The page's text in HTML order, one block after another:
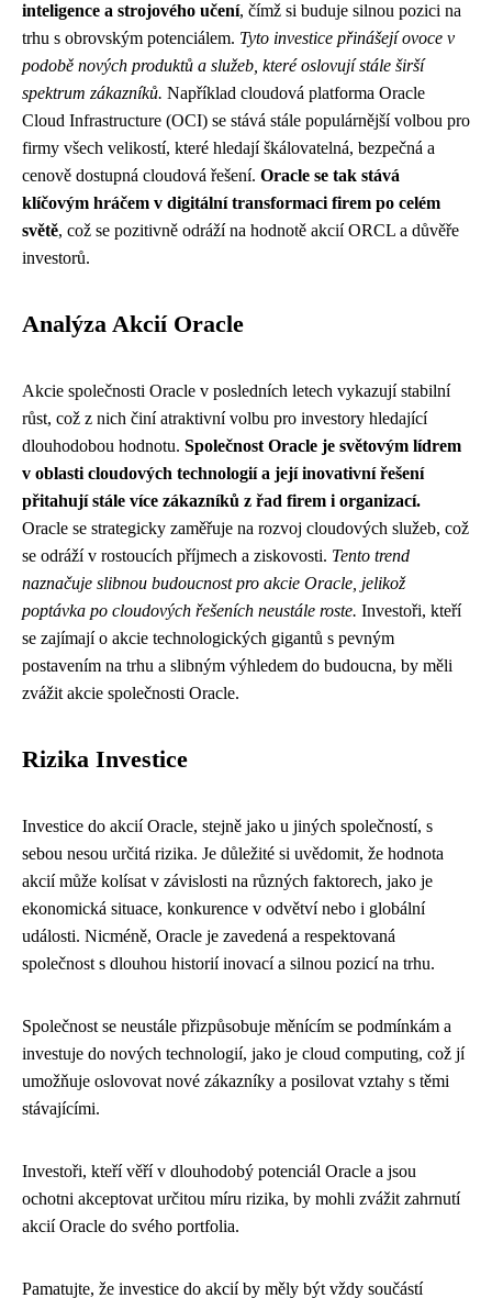
inteligence a strojového učení, čímž si buduje silnou pozici na
trhu s obrovským potenciálem. Tyto investice přinášejí ovoce v
podobě nových produktů a služeb, které oslovují stále širší
spektrum zákazníků. Například cloudová platforma Oracle
Cloud Infrastructure (OCI) se stává stále populárnější volbou pro
firmy všech velikostí, které hledají škálovatelná, bezpečná a
cenově dostupná cloudová řešení. Oracle se tak stává
klíčovým hráčem v digitální transformaci firem po celém
světě, což se pozitivně odráží na hodnotě akcií ORCL a důvěře
investorů.
Analýza Akcií Oracle
Akcie společnosti Oracle v posledních letech vykazují stabilní
růst, což z nich činí atraktivní volbu pro investory hledající
dlouhodobou hodnotu. Společnost Oracle je světovým lídrem
v oblasti cloudových technologií a její inovativní řešení
přitahují stále více zákazníků z řad firem i organizací.
Oracle se strategicky zaměřuje na rozvoj cloudových služeb, což
se odráží v rostoucích příjmech a ziskovosti. Tento trend
naznačuje slibnou budoucnost pro akcie Oracle, jelikož
poptávka po cloudových řešeních neustále roste. Investoři, kteří
se zajímají o akcie technologických gigantů s pevným
postavením na trhu a slibným výhledem do budoucna, by měli
zvážit akcie společnosti Oracle.
Rizika Investice
Investice do akcií Oracle, stejně jako u jiných společností, s
sebou nesou určitá rizika. Je důležité si uvědomit, že hodnota
akcií může kolísat v závislosti na různých faktorech, jako je
ekonomická situace, konkurence v odvětví nebo i globální
události. Nicméně, Oracle je zavedená a respektovaná
společnost s dlouhou historií inovací a silnou pozicí na trhu.
Společnost se neustále přizpůsobuje měnícím se podmínkám a
investuje do nových technologií, jako je cloud computing, což jí
umožňuje oslovovat nové zákazníky a posilovat vztahy s těmi
stávajícími.
Investoři, kteří věří v dlouhodobý potenciál Oracle a jsou
ochotni akceptovat určitou míru rizika, by mohli zvážit zahrnutí
akcií Oracle do svého portfolia.
Pamatujte, že investice do akcií by měly být vždy součástí